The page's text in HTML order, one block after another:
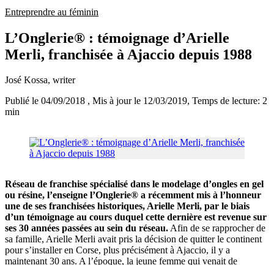
Entreprendre au féminin
L’Onglerie® : témoignage d’Arielle
Merli, franchisée à Ajaccio depuis 1988
José Kossa, writer
Publié le 04/09/2018 , Mis à jour le 12/03/2019, Temps de lecture: 2
min
Réseau de franchise spécialisé dans le modelage d’ongles en gel
ou résine, l’enseigne l’Onglerie® a récemment mis à l’honneur
une de ses franchisées historiques, Arielle Merli, par le biais
d’un témoignage au cours duquel cette dernière est revenue sur
ses 30 années passées au sein du réseau.Afin de se rapprocher de
sa famille, Arielle Merli avait pris la décision de quitter le continent
pour s’installer en Corse, plus précisément à Ajaccio, il y a
maintenant 30 ans. A l’époque, la jeune femme qui venait de